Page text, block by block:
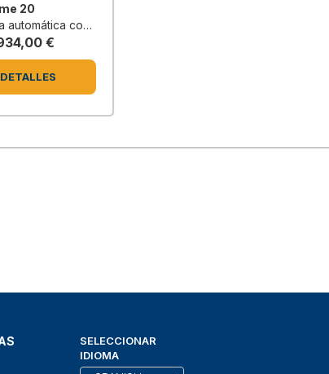
me 20
con depósito de cola
€
DETALLES
SELECCIONAR
IDIOMA